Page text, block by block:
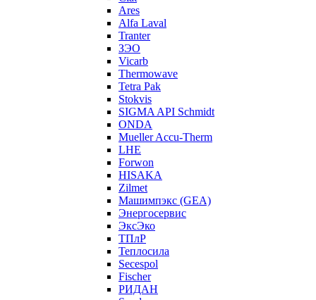
Ares
Alfa Laval
Tranter
ЗЭО
Vicarb
Thermowave
Tetra Pak
Stokvis
SIGMA API Schmidt
ONDA
Mueller Accu-Therm
LHE
Forwon
HISAKA
Zilmet
Машимпэкс (GEA)
Энергосервис
ЭксЭко
ТПлР
Теплосила
Secespol
Fischer
РИДАН